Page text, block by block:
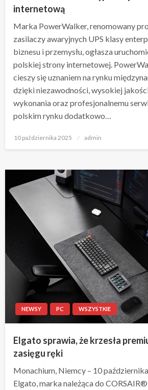
internetową
Marka PowerWalker, renomowany
zasilaczy awaryjnych UPS klasy
biznesu i przemysłu, ogłasza
polskiej strony internetowej.
cieszy się uznaniem na rynku
dzięki niezawodności, wysokiej
wykonania oraz profesjonalnemu
polskim rynku dodatkowo…
Napisano
10 października 2025 admin
NEWSY PC WSZYSTKIE
Elgato sprawia, że krzesła
zasięgu ręki
Monachium, Niemcy – 10
Elgato, marka należąca do